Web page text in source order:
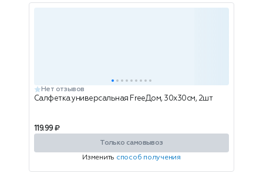
Нет отзывов
Салфетка универсальная FreeДом, 30x30см, 2шт
119.99 ₽
Только самовывоз
Изменить способ получения